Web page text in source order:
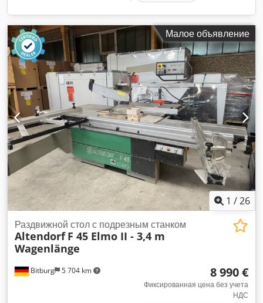
Малое объявление
1 /26
Bitburg 5 704 km
Раздвижной стол с подрезным станком
Altendorf F 45 Elmo II - 3,4 m
Wagenlänge
8 990 €
Фиксированная цена без учета
НДС